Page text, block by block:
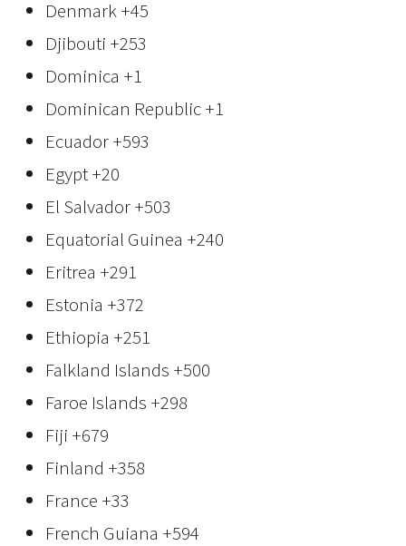
Denmark+45
Djibouti +253
Dominica +1
Dominican Republic+1
Ecuador+593
Egypt+20
El Salvador+503
Equatorial Guinea +240
Eritrea +291
Estonia +372
Ethiopia +251
Falkland Islands +500
Faroe Islands +298
Fiji +679
Finland +358
France +33
French Guiana +594